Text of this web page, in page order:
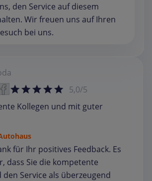
den Service auf diesem
Wir freuen uns auf Ihren
bei uns.
5,0/5
Kollegen und mit guter
für Ihr positives Feedback. Es
dass Sie die kompetente
Service als überzeugend